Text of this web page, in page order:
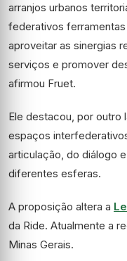
arranjos urbanos
federativos
aproveitar as sinergias
serviços e promover
afirmou Fruet.
Ele destacou, por outro
espaços
articulação, do diálogo
diferentes esferas.
A proposição altera a
da Ride. Atualmente a
Minas Gerais.